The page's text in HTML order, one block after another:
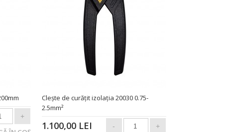
Cleşte de curăţit izolaţia 20030 0.75-
2.5mm²
1.100,00 LEI